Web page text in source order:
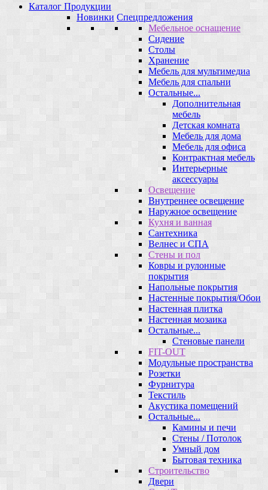
Каталог Продукции
Новинки Спецпредложения
Мебельное оснащение
Сидение
Столы
Хранение
Мебель для мультимедиа
Мебель для спальни
Остальные...
Дополнительная
мебель
Детская комната
Мебель для дома
Мебель для офиса
Контрактная мебель
Интерьерные
аксессуары
Освещение
Внутреннее освещение
Наружное освещение
Кухня и ванная
Сантехника
Велнес и СПА
Стены и пол
Ковры и рулонные
покрытия
Напольные покрытия
Настенные покрытия/Обои
Настенная плитка
Настенная мозаика
Остальные...
Стеновые панели
FIT-OUT
Модульные пространства
Розетки
Фурнитура
Текстиль
Акустика помещений
Остальные...
Камины и печи
Стены / Потолок
Умный дом
Бытовая техника
Строительство
Двери